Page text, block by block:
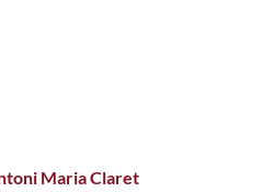
Maria Claret